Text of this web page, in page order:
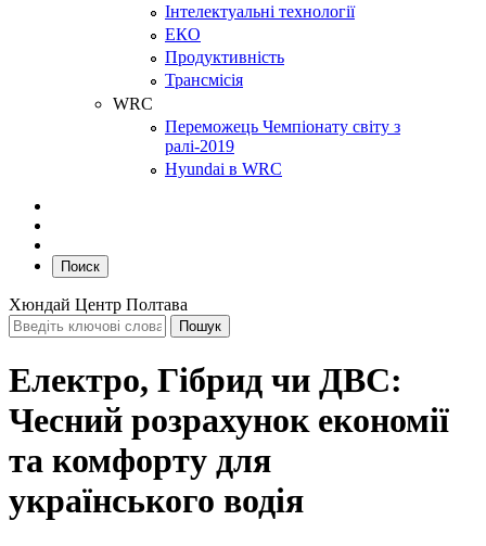
Інтелектуальні технології
ЕКО
Продуктивність
Трансмісія
WRC
Переможець Чемпіонату світу з
ралі-2019
Hyundai в WRC
Поиск
Хюндай Центр Полтава
Електро, Гібрид чи ДВС:
Чесний розрахунок економії
та комфорту для
українського водія